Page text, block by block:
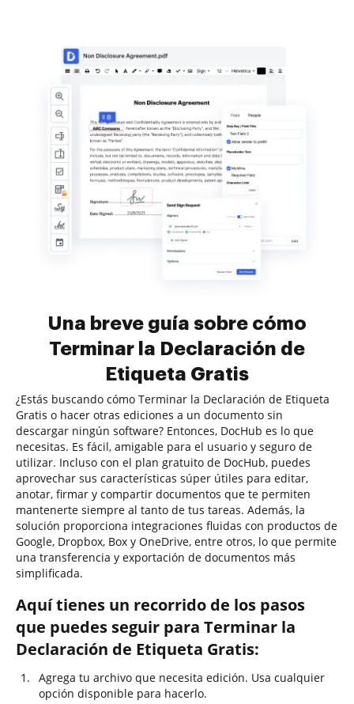
Una breve guía sobre cómo
Terminar la Declaración de
Etiqueta Gratis
¿Estás buscando cómo Terminar la Declaración de Etiqueta
Gratis o hacer otras ediciones a un documento sin
descargar ningún software? Entonces, DocHub es lo que
necesitas. Es fácil, amigable para el usuario y seguro de
utilizar. Incluso con el plan gratuito de DocHub, puedes
aprovechar sus características súper útiles para editar,
anotar, firmar y compartir documentos que te permiten
mantenerte siempre al tanto de tus tareas. Además, la
solución proporciona integraciones fluidas con productos de
Google, Dropbox, Box y OneDrive, entre otros, lo que permite
una transferencia y exportación de documentos más
simplificada.
Aquí tienes un recorrido de los pasos
que puedes seguir para Terminar la
Declaración de Etiqueta Gratis:
Agrega tu archivo que necesita edición. Usa cualquier
opción disponible para hacerlo.